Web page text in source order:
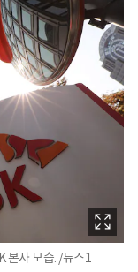
본사 모습. /뉴스1